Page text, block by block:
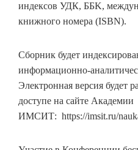
индексов УДК, ББK,
книжного номера (ISBN).
Сборник будет
информационно-
Электронная версия будет
доступе на сайте Академии
ИМСИТ: https://imsit.ru/